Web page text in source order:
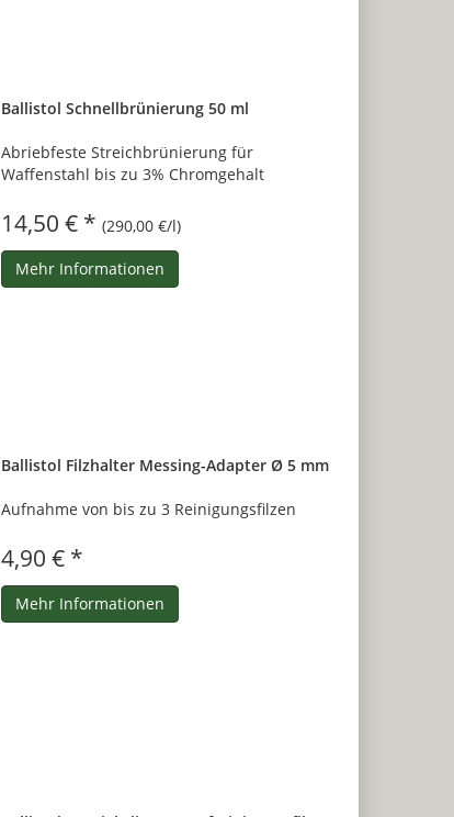
Ballistol Schnellbrünierung 50 ml
Abriebfeste Streichbrünierung für
Waffenstahl bis zu 3% Chromgehalt
14,50 € * (290,00 €/l)
Mehr Informationen
Ballistol Filzhalter Messing-Adapter Ø 5 mm
Aufnahme von bis zu 3 Reinigungsfilzen
4,90 € *
Mehr Informationen